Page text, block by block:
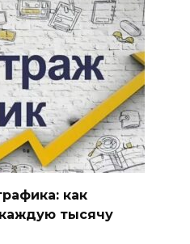
как
тысячу